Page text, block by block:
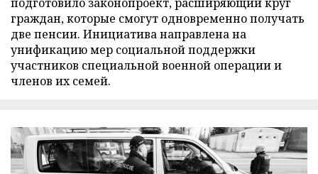
граждан, которые смогут одновременно получать
две пенсии. Инициатива направлена на
унификацию мер социальной поддержки
участников специальной военной операции и
членов их семей.